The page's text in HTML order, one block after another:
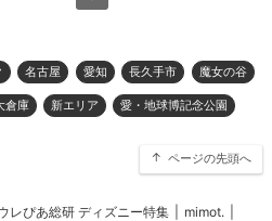
名古屋 愛知 長久手市 魔女の谷
倉庫 新エリア 愛・地球博記念公園
ページの先頭へ
レぴあ総研 ディズニー特集 mimot.